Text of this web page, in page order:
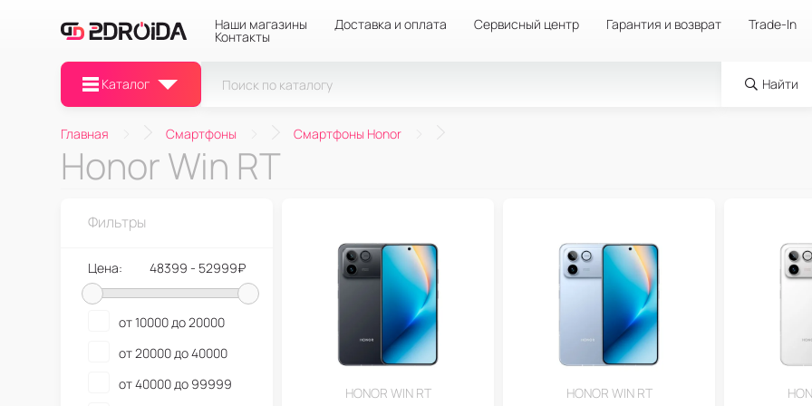
Наши магазины Доставка и оплата Сервисный центр Гарантия и возврат Trade-In
Контакты
Каталог Найти
Главная Смартфоны Смартфоны Honor
Honor Win RT
HONOR WIN RT HONOR WIN RT
Фильтры
Цена: 48399 - 52999₽
от 10000 до 20000
от 20000 до 40000
от 40000 до 99999